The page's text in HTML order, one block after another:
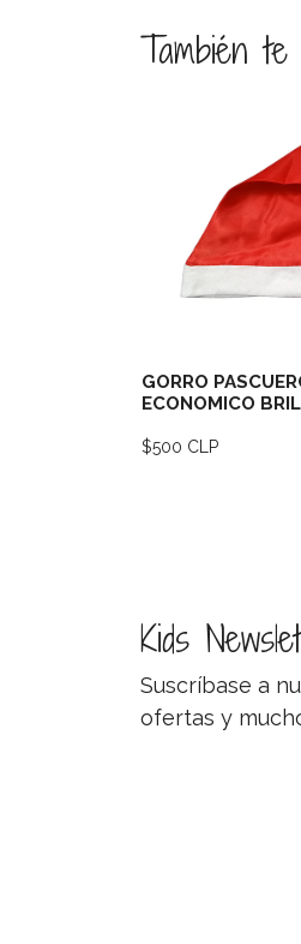
También
GORRO
ECONOMICO
$500 CLP
Kids
Suscríbase a
ofertas y